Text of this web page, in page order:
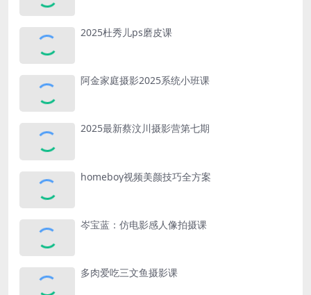
2025杜秀儿ps磨皮课
阿金家庭摄影2025系统小班课
2025最新蔡汶川摄影营第七期
homeboy视频美颜技巧全方案
岑宝蓝：仿电影感人像拍摄课
多肉爱吃三文鱼摄影课